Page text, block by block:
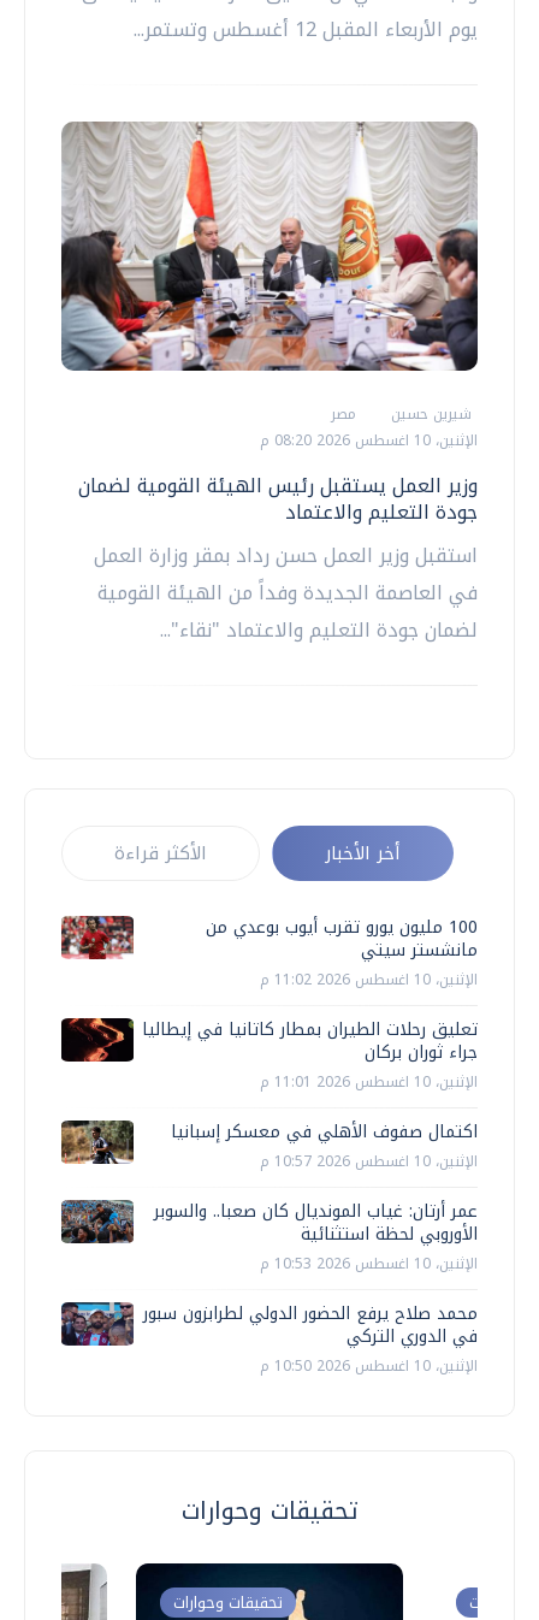
يوم الأربعاء المقبل 12 أغسطس وتستمر...
شيرين حسين
مصر
الإثنين، 10 اغسطس 2026 08:20 م
وزير العمل يستقبل رئيس الهيئة القومية لضمان
جودة التعليم والاعتماد
استقبل وزير العمل حسن رداد بمقر وزارة العمل
في العاصمة الجديدة وفداً من الهيئة القومية
لضمان جودة التعليم والاعتماد "نقاء"...
أخر الأخبار الأكثر قراءة
100 مليون يورو تقرب أيوب بوعدي من
مانشستر سيتي
الإثنين، 10 اغسطس 2026 11:02 م
تعليق رحلات الطيران بمطار كاتانيا في إيطاليا
جراء ثوران بركان
الإثنين، 10 اغسطس 2026 11:01 م
اكتمال صفوف الأهلي في معسكر إسبانيا
الإثنين، 10 اغسطس 2026 10:57 م
عمر أرتان: غياب المونديال كان صعبا.. والسوبر
الأوروبي لحظة استثنائية
الإثنين، 10 اغسطس 2026 10:53 م
محمد صلاح يرفع الحضور الدولي لطرابزون سبور
في الدوري التركي
الإثنين، 10 اغسطس 2026 10:50 م
تحقيقات وحوارات
تحقيقات وحوارات وحوارات